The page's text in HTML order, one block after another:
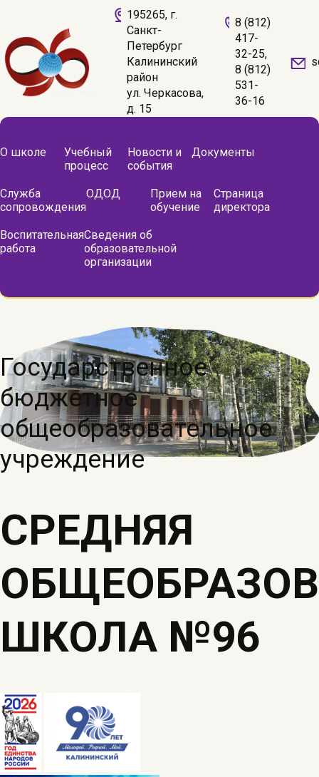
195265, г.
Санкт-
Петербург
Калининский
район
ул. Черкасова,
д. 15
8 (812)
417-
32-25,
8 (812)
531-
36-16
О школе
Учебный
процесс
Новости и
события
Документы
Служба
сопровождения
ОДОД
Прием на
обучение
Страница
директора
Воспитательная
работа
Сведения об
образовательной
организации
Государственное
бюджетное
общеобразовательное
учреждение
СРЕДНЯЯ
ШКОЛА №96